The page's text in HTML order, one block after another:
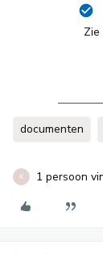
Zie
documenten
K 1 persoon